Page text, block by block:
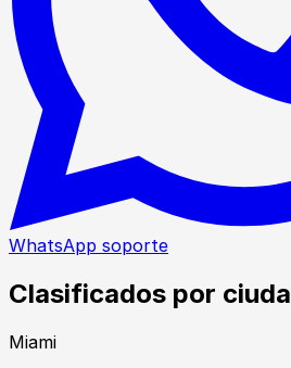
WhatsApp soporte
Clasificados por
Miami